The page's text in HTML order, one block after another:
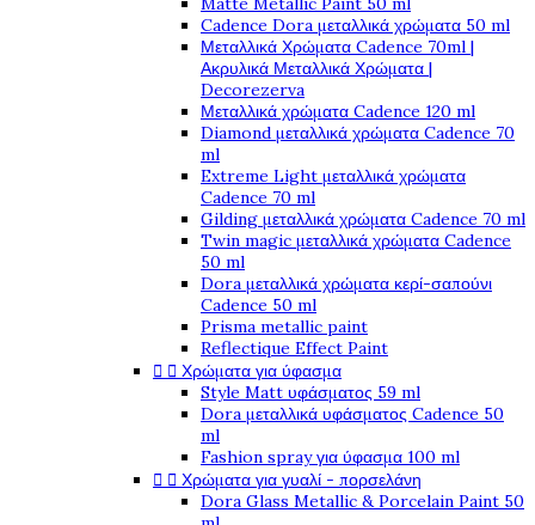
Cadence Dora μεταλλικά χρώματα 50 ml
Μεταλλικά Χρώματα Cadence 70ml |
Ακρυλικά Μεταλλικά Χρώματα |
Decorezerva
Μεταλλικά χρώματα Cadence 120 ml
Diamond μεταλλικά χρώματα Cadence 70
ml
Extreme Light μεταλλικά χρώματα
Cadence 70 ml
Gilding μεταλλικά χρώματα Cadence 70 ml
Twin magic μεταλλικά χρώματα Cadence
50 ml
Dora μεταλλικά χρώματα κερί-σαπούνι
Cadence 50 ml
Prisma metallic paint
Reflectique Effect Paint
  Χρώματα για ύφασμα
Style Matt υφάσματος 59 ml
Dora μεταλλικά υφάσματος Cadence 50
ml
Fashion spray για ύφασμα 100 ml
  Χρώματα για γυαλί - πορσελάνη
Dora Glass Metallic & Porcelain Paint 50